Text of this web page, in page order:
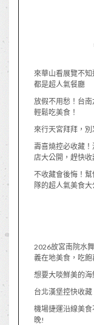
來華山看展覽不
都是超人氣餐廳
放假不用愁！台
輕鬆吃美食！
來行天宮拜拜，
壽喜燒控必收藏
店大公開，趕快收
不收藏會後悔！
隊的超人氣美食大
2026故宮南院水
義在地美食，吃飽
想要大啖鮮美的
台北漢堡控快收
機場捷運沿線美
晚!